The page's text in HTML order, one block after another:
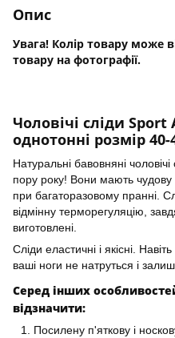
Опис
Увага! Колір товару може
товару на фотографії.
Чоловічі сліди
однотонні розмір 40-
Натуральні бавовняні
пору року! Вони мають чудову
при багаторазовому пранні.
відмінну терморегуляцію,
виготовлені.
Сліди еластичні і якісні.
ваші ноги не натруться і
Серед інших
відзначити:
Посилену п'яткову і